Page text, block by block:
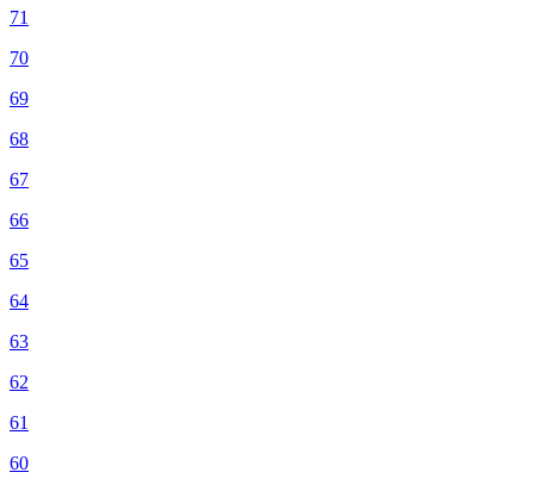
71
70
69
68
67
66
65
64
63
62
61
60